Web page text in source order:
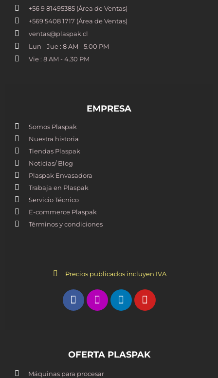
+56 9 81495385 (Área de Ventas)
+569 5408 1717 (Área de Ventas)
ventas@plaspak.cl
Lun - Jue : 8 AM - 5.00 PM
Vie : 8 AM - 4.30 PM
EMPRESA
Somos Plaspak
Nuestra historia
Tiendas Plaspak
Noticias/ Blog
Plaspak Envasadora
Trabaja en Plaspak
Servicio Técnico
E-commerce Plaspak
Términos y condiciones
Precios publicados incluyen IVA
OFERTA PLASPAK
Máquinas para procesar